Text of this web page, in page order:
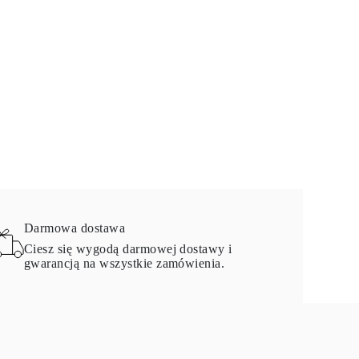
Darmowa dostawa
Ciesz się wygodą darmowej dostawy i
gwarancją na wszystkie zamówienia.